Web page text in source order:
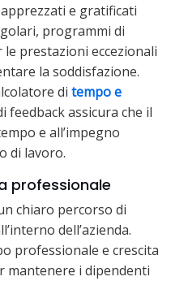
e gratificati
programmi di
prestazioni eccezionali
la soddisfazione.
di tempo e
feedback assicura che il
e all’impegno
di lavoro.
professionale
chiaro percorso di
dell’azienda.
professionale e crescita
mantenere i dipendenti